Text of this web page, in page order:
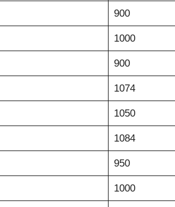
900
1000
900
1074
1050
1084
950
1000